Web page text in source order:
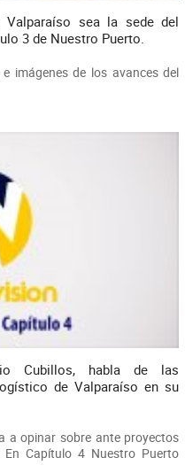
sea la sede del
3 de Nuestro Puerto.
imágenes de los avances del
Cubillos, habla de las
de Valparaíso en su
a opinar sobre ante proyectos
Capítulo 4 Nuestro Puerto